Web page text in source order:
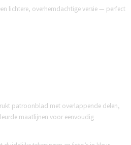
lichtere, overhemdachtige versie — perfect
patroonblad met overlappende delen,
maatlijnen voor eenvoudig